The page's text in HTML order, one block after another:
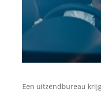
Een uitzendbureau